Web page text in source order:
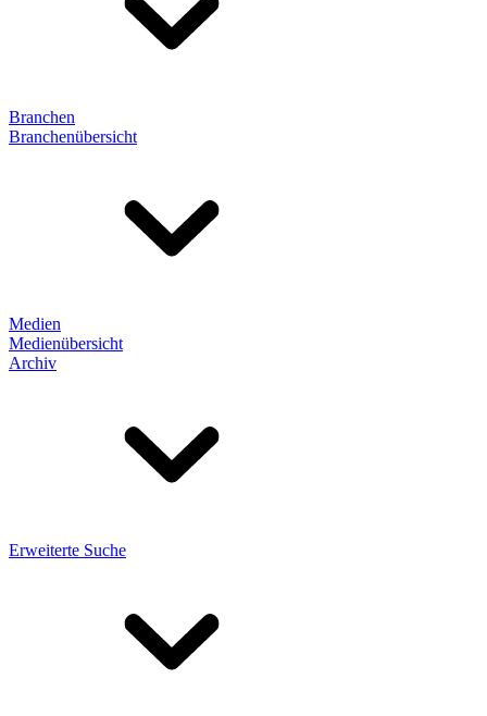
Branchen
Branchenübersicht
Medien
Medienübersicht
Archiv
Erweiterte Suche